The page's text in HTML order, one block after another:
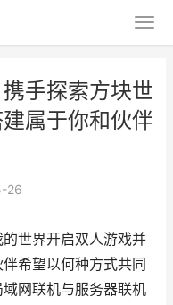
手探索方块世
属于你和伙伴
26
世界开启双人游戏并
希望以何种方式共同
网联机与服务器联机